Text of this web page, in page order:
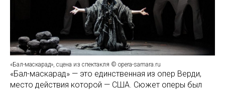
«Бал-маскарад», сцена из спектакля © opera-samara.ru
«Бал-маскарад» — это единственная из опер Верди,
место действия которой — США. Сюжет оперы был